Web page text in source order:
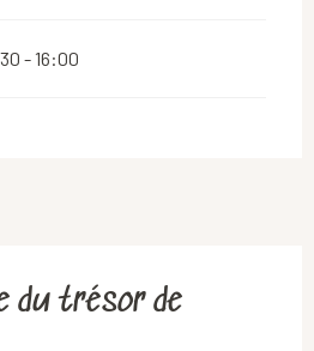
- 16:00
du trésor de